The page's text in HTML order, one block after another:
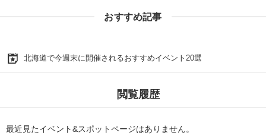
おすすめ記事
北海道で今週末に開催されるおすすめイベント20選
閲覧履歴
最近見たイベント&スポットページはありません。